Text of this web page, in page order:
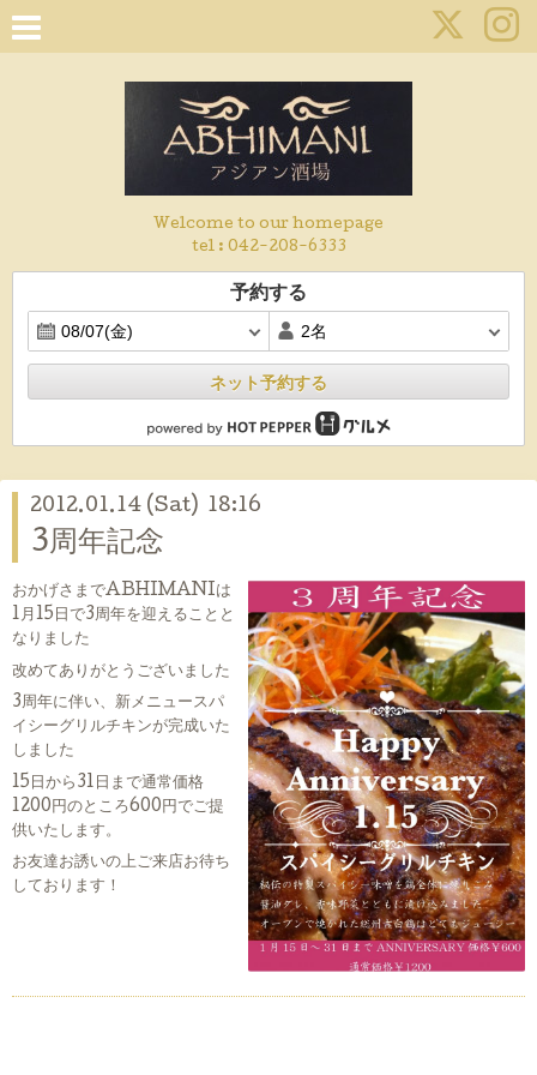
Welcome to our homepage
tel : 042-208-6333
予約する
ネット予約する
2012.01.14 (Sat) 18:16
3周年記念
おかげさまでABHIMANIは
1月15日で3周年を迎えることと
なりました
改めてありがとうございました
3周年に伴い、新メニュースパ
イシーグリルチキンが完成いた
しました
15日から31日まで通常価格
1200円のところ600円でご提
供いたします。
お友達お誘いの上ご来店お待ち
しております！